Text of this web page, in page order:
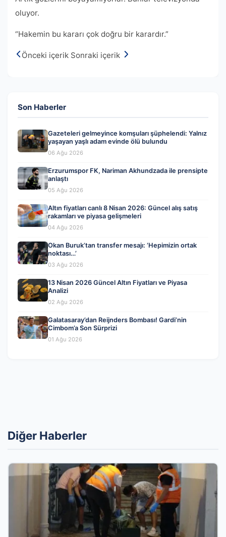
oluyor.
“Hakemin bu kararı çok doğru bir karardır.”
Önceki içerik Sonraki içerik
Son Haberler
Gazeteleri gelmeyince komşuları şüphelendi: Yalnız
yaşayan yaşlı adam evinde ölü bulundu
06 Ağu 2026
Erzurumspor FK, Nariman Akhundzada ile prensipte
anlaştı
05 Ağu 2026
Altın fiyatları canlı 8 Nisan 2026: Güncel alış satış
rakamları ve piyasa gelişmeleri
04 Ağu 2026
Okan Buruk’tan transfer mesajı: ‘Hepimizin ortak
noktası…’
03 Ağu 2026
13 Nisan 2026 Güncel Altın Fiyatları ve Piyasa
Analizi
02 Ağu 2026
Galatasaray’dan Reijnders Bombası! Gardi’nin
Cimbom’a Son Sürprizi
01 Ağu 2026
Diğer Haberler